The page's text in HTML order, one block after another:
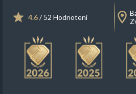
4.6/ 52 Hodnotení